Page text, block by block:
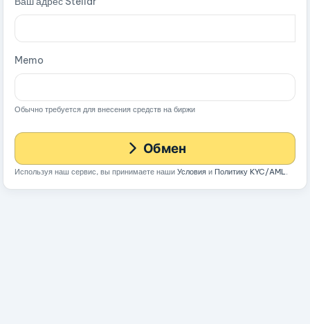
Memo
Обычно требуется для внесения средств на биржи
Обмен
Используя наш сервис, вы принимаете наши Условия и Политику KYC/AML.